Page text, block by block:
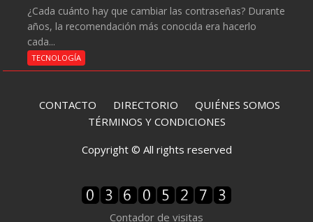
¿Cada cuánto hay que cambiar las contraseñas? Durante
años, la recomendación más conocida era hacerlo
cada...
TECNOLOGÍA
CONTACTO DIRECTORIO QUIÉNES SOMOS
TÉRMINOS Y CONDICIONES
Copyright © All rights reserved
Contador de visitas